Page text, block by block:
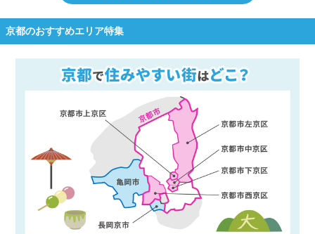
京都のおすすめエリア特集